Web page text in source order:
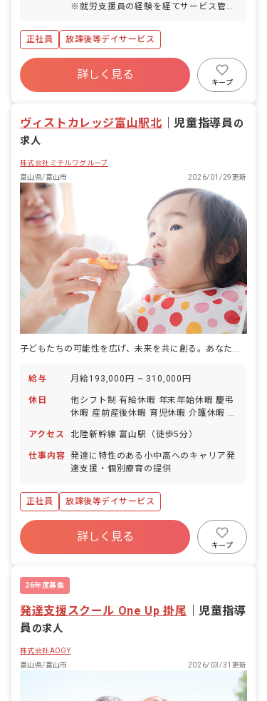
※就労支援員の経験を経てサービス管理
しております。 【業務】 就労支援事業
のサービス管理責任者業務 ・障がい福祉
サービス全般の管理 ・障がいのある方の
就職についての相談および面談 ・就労に
必要な知識や能力向上のためのプログラ
立案 ・支援員への支援の助言など
正社員 放課後等デイサービス
詳しく見る
キープ
ヴィストカレッジ富山駅北 児童指導員 の
求人
株式会社ミチルワグループ
富山県/富山市
2026/01/29更新
子どもたちの可能性を広げ、未来を共に創る。あなたの温かい気持ちを活かしませんか？
給与 月給193,000円 ~ 310,000円
休日
他シフト制 有給休暇 年末年始休暇 慶弔
休暇 産前産後休暇 育児休暇 介護休暇 生
アクセス
北陸新幹線 富山駅（徒歩5分）
仕事内容 発達に特性のある小中高へのキャリア発
達支援・個別療育の提供
正社員 放課後等デイサービス
詳しく見る
キープ
26年度募集
発達支援スクール One Up 掛尾 ｜児童指導
員の求人
株式会社AOGY
富山県/富山市
2026/03/31更新